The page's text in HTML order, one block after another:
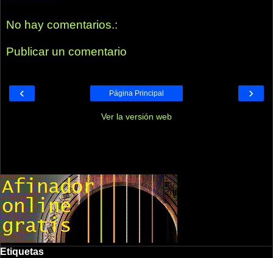
No hay comentarios.:
Publicar un comentario
‹ ›
Página Principal
Ver la versión web
Etiquetas